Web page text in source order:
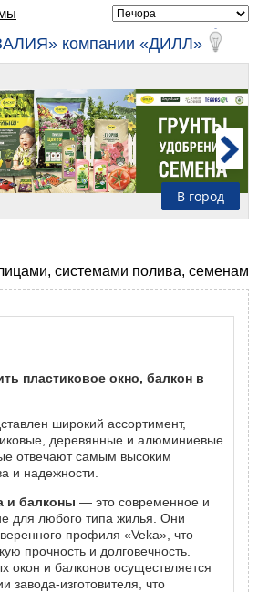
компании «ДИЛЛ»
В город
полива, семенами,
пластиковое окно, балкон в
широкий ассортимент,
деревянные и алюминиевые
отвечают самым высоким
и надежности.
и балконы — это современное и
для любого типа жилья. Они
профиля «Veka», что
прочность и долговечность.
окон и балконов осуществляется
завода-изготовителя, что